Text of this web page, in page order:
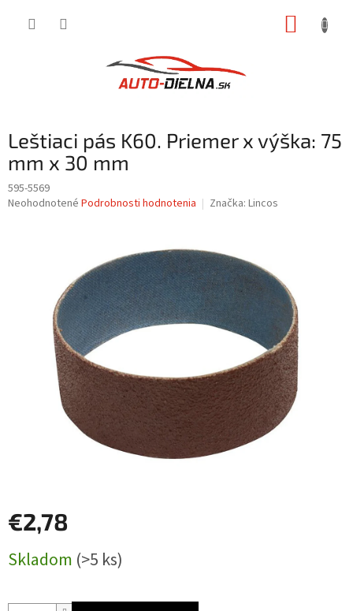
Leštiaci pás K60. Priemer x výška: 75
mm x 30 mm
595-5569
Priemerné
hviezdičiek.
Neohodnotené Podrobnosti hodnotenia Značka: Lincos
€2,78
cena:
Skladom (>5 ks)